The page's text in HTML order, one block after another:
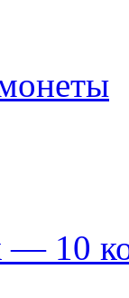
— 10